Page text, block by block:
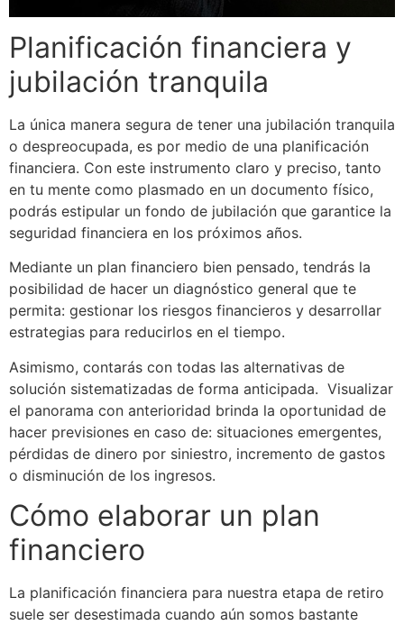
Planificación financiera y
jubilación tranquila
La única manera segura de tener una jubilación tranquila
o despreocupada, es por medio de una planificación
financiera. Con este instrumento claro y preciso, tanto
en tu mente como plasmado en un documento físico,
podrás estipular un fondo de jubilación que garantice la
seguridad financiera en los próximos años.
Mediante un plan financiero bien pensado, tendrás la
posibilidad de hacer un diagnóstico general que te
permita: gestionar los riesgos financieros y desarrollar
estrategias para reducirlos en el tiempo.
Asimismo, contarás con todas las alternativas de
solución sistematizadas de forma anticipada. Visualizar
el panorama con anterioridad brinda la oportunidad de
hacer previsiones en caso de: situaciones emergentes,
pérdidas de dinero por siniestro, incremento de gastos
o disminución de los ingresos.
Cómo elaborar un plan
financiero
La planificación financiera para nuestra etapa de retiro
suele ser desestimada cuando aún somos bastante